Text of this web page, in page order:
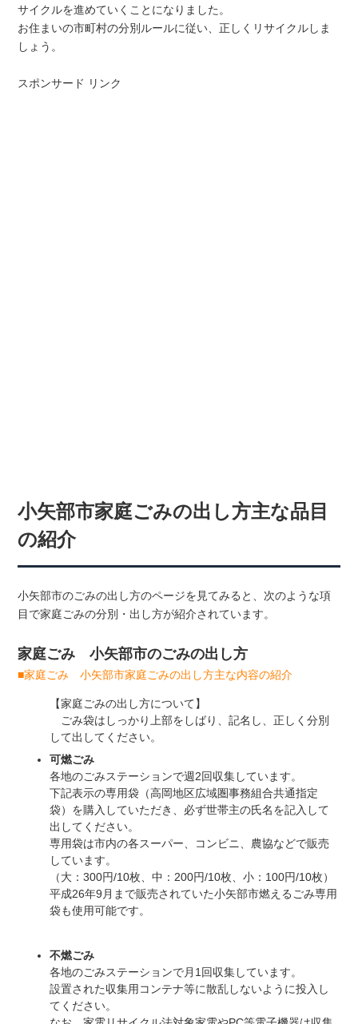
サイクルを進めていくことになりました。
お住まいの市町村の分別ルールに従い、正しくリサイクルしま
しょう。
スポンサード リンク
小矢部市家庭ごみの出し方主な品目
の紹介
小矢部市のごみの出し方のページを見てみると、次のような項
目で家庭ごみの分別・出し方が紹介されています。
家庭ごみ 小矢部市のごみの出し方
■家庭ごみ 小矢部市家庭ごみの出し方主な内容の紹介
【家庭ごみの出し方について】
ごみ袋はしっかり上部をしばり、記名し、正しく分別
して出してください。
可燃ごみ
各地のごみステーションで週2回収集しています。
下記表示の専用袋（高岡地区広域圏事務組合共通指定
袋）を購入していただき、必ず世帯主の氏名を記入して
出してください。
専用袋は市内の各スーパー、コンビニ、農協などで販売
しています。
（大：300円/10枚、中：200円/10枚、小：100円/10枚）
平成26年9月まで販売されていた小矢部市燃えるごみ専用
袋も使用可能です。
不燃ごみ
各地のごみステーションで月1回収集しています。
設置された収集用コンテナ等に散乱しないように投入し
てください。